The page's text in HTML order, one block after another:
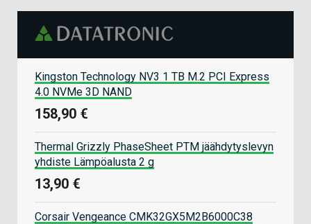
Kingston Technology NV3 1 TB M.2 PCI Express
4.0 NVMe 3D NAND
158,90 €
Thermal Grizzly PhaseSheet PTM jäähdytyslevyn
yhdiste Lämpöalusta 2 g
13,90 €
Corsair Vengeance CMK32GX5M2B6000C38